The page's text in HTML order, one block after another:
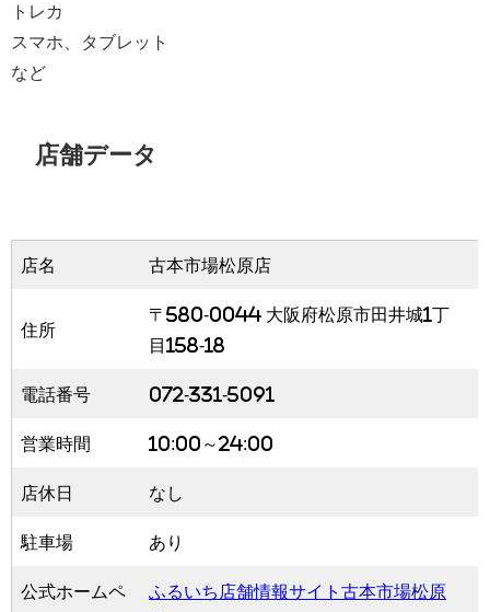
トレカ
スマホ、タブレット
など
店舗データ
店名 古本市場松原店
住所
〒580-0044 大阪府松原市田井城1丁
目158-18
電話番号 072-331-5091
営業時間 10:00～24:00
店休日 なし
駐車場 あり
公式ホームペ
ふるいち店舗情報サイト古本市場松原